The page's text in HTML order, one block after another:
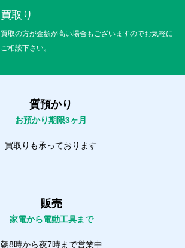
買取り
買取の方が金額が高い場合もございますのでお気軽に
ご相談下さい。
質預かり
お預かり期限3ヶ月
買取りも承っております
販売
家電から電動工具まで
朝8時から夜7時まで営業中